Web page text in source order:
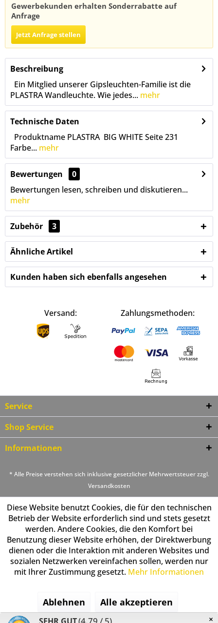
Gewerbekunden erhalten Sonderrabatte auf
Anfrage
Jetzt Anfrage stellen
Beschreibung
Ein Mitglied unserer Gipsleuchten-Familie ist die
PLASTRA Wandleuchte. Wie jedes... mehr
Technische Daten
Produktname PLASTRA BIG WHITE Seite 231
Farbe... mehr
Bewertungen
0
Bewertungen lesen, schreiben und diskutieren...
mehr
Zubehör 3
Ähnliche Artikel
Kunden haben sich ebenfalls angesehen
Versand: Zahlungsmethoden:
Service
Shop Service
Informationen
* Alle Preise verstehen sich inklusive gesetzlicher Mehrwertsteuer zzgl.
Versandkosten
Diese Website benutzt Cookies, die für den technischen
Betrieb der Website erforderlich sind und stets gesetzt
werden. Andere Cookies, die den Komfort bei
Benutzung dieser Website erhöhen, der Direktwerbung
dienen oder die Interaktion mit anderen Websites und
sozialen Netzwerken vereinfachen sollen, werden nur
mit Ihrer Zustimmung gesetzt. Mehr Informationen
Ablehnen Alle akzeptieren
×